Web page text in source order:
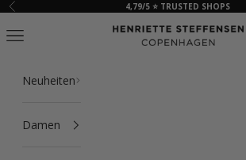
Zum Inhalt springen
Zurück 4,79/5 ⭐ TRUSTED SHOPS
HSCPH
Navigationsmenü öffnen
Neuheiten
Damen